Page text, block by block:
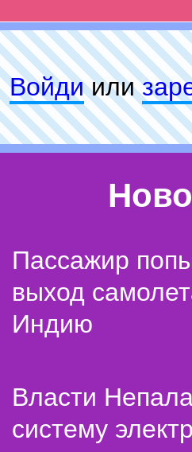
Войдиили
Пассажир
выход
Индию
Власти
систему